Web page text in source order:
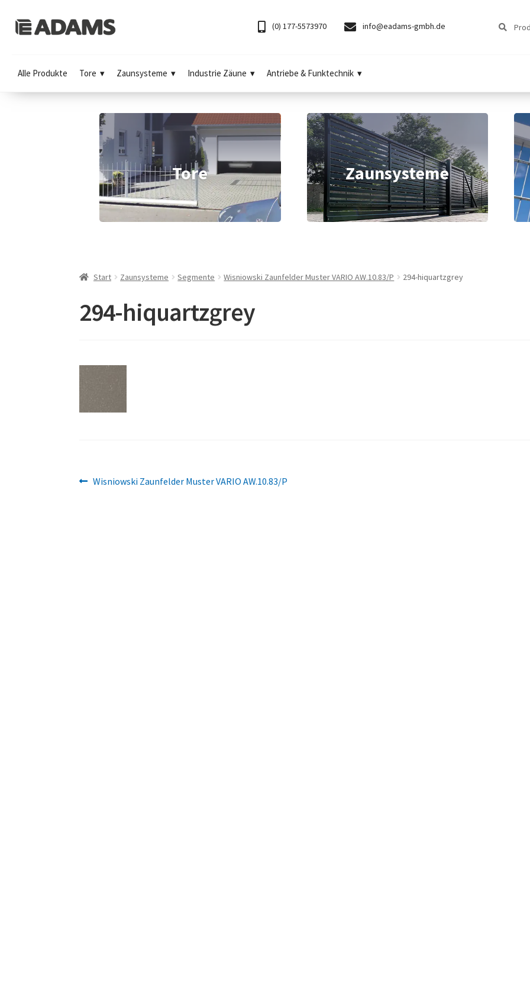
(0) 177-5573970 info@eadams-gmbh.de
nach:
Alle Produkte Tore Zaunsysteme Industrie Zäune Antriebe & Funktechnik
Tore Zaunsysteme
Start Zaunsysteme Segmente Wisniowski Zaunfelder Muster VARIO AW.10.83/P 294-hiquartzgrey
294-hiquartzgrey
Beitragsnavigation
Vorheriger
Wisniowski Zaunfelder Muster VARIO AW.10.83/P